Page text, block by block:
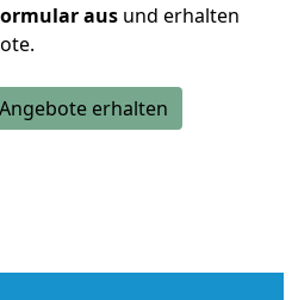
aus und erhalten
erhalten